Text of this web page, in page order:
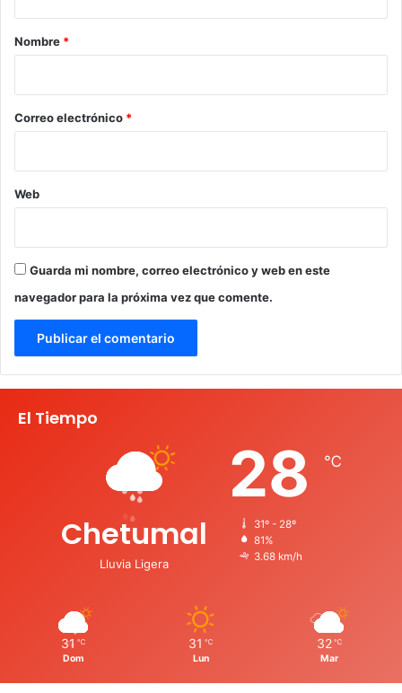
r
*
Nombre *
Correo electrónico *
Web
Guarda mi nombre, correo electrónico y web en este
navegador para la próxima vez que comente.
El Tiempo
Chetumal
Lluvia Ligera
28 ℃
31º - 28º
81%
3.68 km/h
31 ℃
Dom
31 ℃
Lun
32 ℃
Mar